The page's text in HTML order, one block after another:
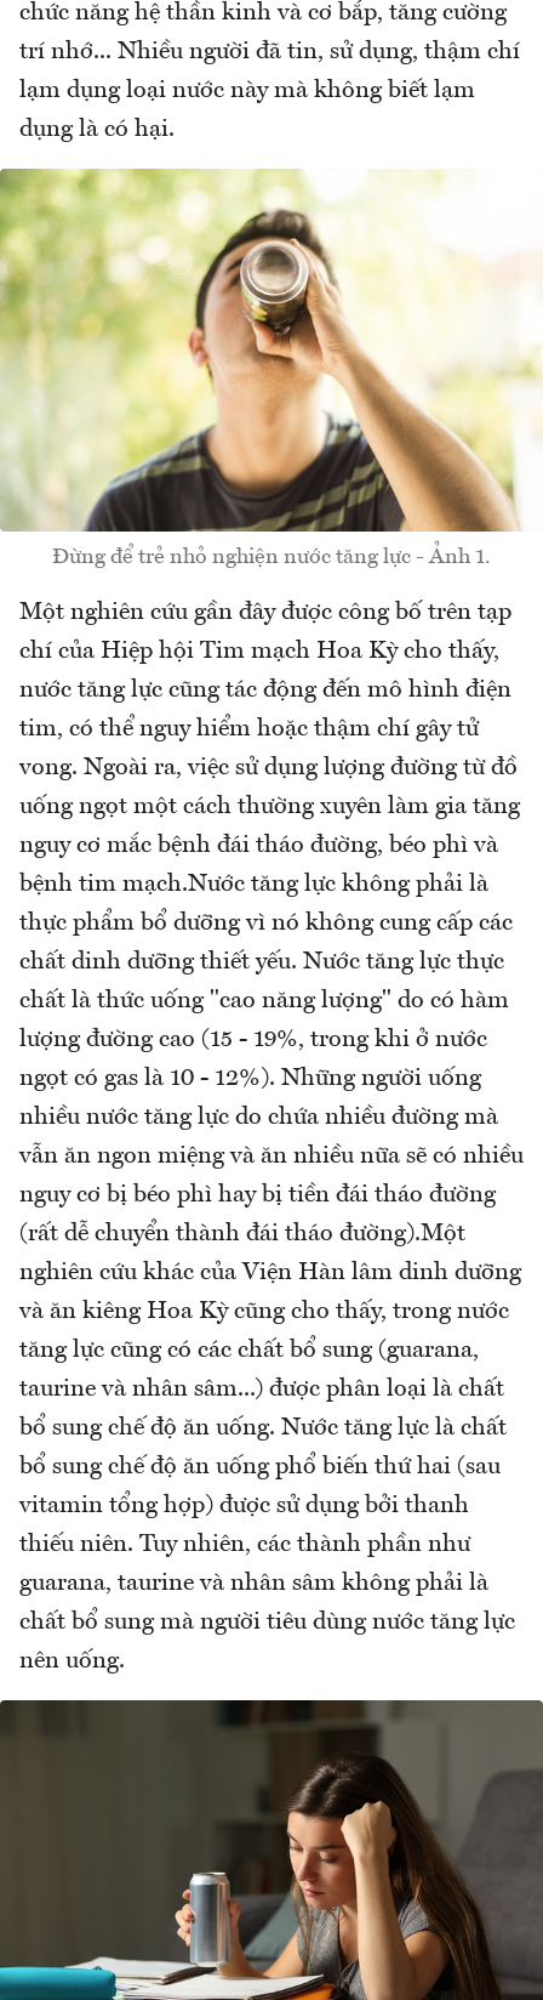
chức năng hệ thần kinh và cơ bắp, tăng cường
trí nhớ... Nhiều người đã tin, sử dụng, thậm chí
lạm dụng loại nước này mà không biết lạm
dụng là có hại.
Đừng để trẻ nhỏ nghiện nước tăng lực - Ảnh 1.
Một nghiên cứu gần đây được công bố trên tạp
chí của Hiệp hội Tim mạch Hoa Kỳ cho thấy,
nước tăng lực cũng tác động đến mô hình điện
tim, có thể nguy hiểm hoặc thậm chí gây tử
vong. Ngoài ra, việc sử dụng lượng đường từ đồ
uống ngọt một cách thường xuyên làm gia tăng
nguy cơ mắc bệnh đái tháo đường, béo phì và
bệnh tim mạch.Nước tăng lực không phải là
thực phẩm bổ dưỡng vì nó không cung cấp các
chất dinh dưỡng thiết yếu. Nước tăng lực thực
chất là thức uống "cao năng lượng" do có hàm
lượng đường cao (15 - 19%, trong khi ở nước
ngọt có gas là 10 - 12%). Những người uống
nhiều nước tăng lực do chứa nhiều đường mà
vẫn ăn ngon miệng và ăn nhiều nữa sẽ có nhiều
nguy cơ bị béo phì hay bị tiền đái tháo đường
(rất dễ chuyển thành đái tháo đường).Một
nghiên cứu khác của Viện Hàn lâm dinh dưỡng
và ăn kiêng Hoa Kỳ cũng cho thấy, trong nước
tăng lực cũng có các chất bổ sung (guarana,
taurine và nhân sâm...) được phân loại là chất
bổ sung chế độ ăn uống. Nước tăng lực là chất
bổ sung chế độ ăn uống phổ biến thứ hai (sau
vitamin tổng hợp) được sử dụng bởi thanh
thiếu niên. Tuy nhiên, các thành phần như
guarana, taurine và nhân sâm không phải là
chất bổ sung mà người tiêu dùng nước tăng lực
nên uống.